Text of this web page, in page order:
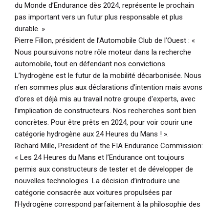
du Monde d’Endurance dès 2024, représente le prochain
pas important vers un futur plus responsable et plus
durable. »
Pierre Fillon, président de l’Automobile Club de l’Ouest : «
Nous poursuivons notre rôle moteur dans la recherche
automobile, tout en défendant nos convictions.
L’hydrogène est le futur de la mobilité décarbonisée. Nous
n’en sommes plus aux déclarations d’intention mais avons
d’ores et déjà mis au travail notre groupe d'experts, avec
l’implication de constructeurs. Nos recherches sont bien
concrètes. Pour être prêts en 2024, pour voir courir une
catégorie hydrogène aux 24 Heures du Mans ! ».
Richard Mille, President of the FIA Endurance Commission:
« Les 24 Heures du Mans et l’Endurance ont toujours
permis aux constructeurs de tester et de développer de
nouvelles technologies. La décision d’introduire une
catégorie consacrée aux voitures propulsées par
l’Hydrogène correspond parfaitement à la philosophie des